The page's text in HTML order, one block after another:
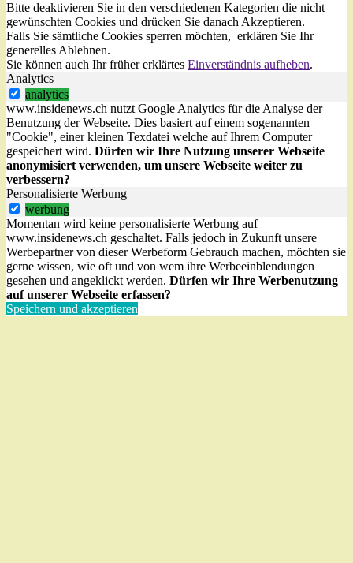
Bitte deaktivieren Sie in den verschiedenen Kategorien die nicht
gewünschten Cookies und drücken Sie danach Akzeptieren.
Falls Sie sämtliche Cookies sperren möchten, erklären Sie Ihr
generelles Ablehnen.
Sie können auch Ihr früher erklärtes Einverständnis aufheben.
Analytics
analytics
www.insidenews.ch nutzt Google Analytics für die Analyse der
Benutzung der Webseite. Dies basiert auf einem sogenannten
"Cookie", einer kleinen Texdatei welche auf Ihrem Computer
gespeichert wird. Dürfen wir Ihre Nutzung unserer Webseite
anonymisiert verwenden, um unsere Webseite weiter zu
verbessern?
Personalisierte Werbung
werbung
Momentan wird keine personalisierte Werbung auf
www.insidenews.ch geschaltet. Falls jedoch in Zukunft unsere
Werbepartner von dieser Werbeform Gebrauch machen, möchten sie
gerne wissen, wie oft und von wem ihre Werbeeinblendungen
gesehen und angeklickt werden. Dürfen wir Ihre Werbenutzung
auf unserer Webseite erfassen?
Speichern und akzeptieren